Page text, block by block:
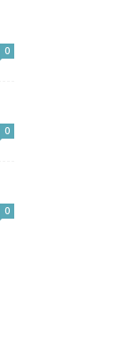
0
0
0